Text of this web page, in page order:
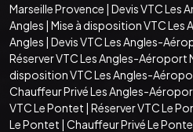
Marseille Provence | Devis VTC Les
Angles | Mise à disposition VTC Les
Angles | Devis VTC Les Angles-
Réserver VTC Les Angles-Aéroport
disposition VTC Les Angles-
Chauffeur Privé Les Angles-
VTC Le Pontet | Réserver VTC Le
Le Pontet | Chauffeur Privé Le